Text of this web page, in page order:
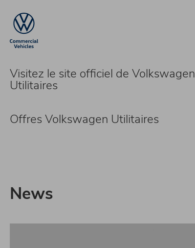
Visitez le site officiel de Volkswagen
Utilitaires
Offres Volkswagen Utilitaires
News